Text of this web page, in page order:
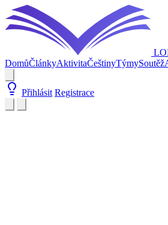
DomůČlánkyAktivitaČeštinyTýmySoutěž
Přihlásit Registrace